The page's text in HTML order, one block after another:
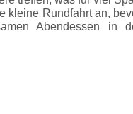
kleine Rundfahrt an,
Abendessen in